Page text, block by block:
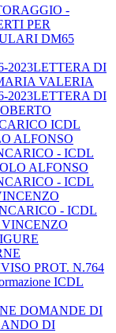
-
PER
DM65
2023LETTERA DI
VALERIA
2023LETTERA DI
ICDL
ALFONSO
- ICDL
ALFONSO
- ICDL
- ICDL
VINCENZO
PROT. N.764
ICDL
DOMANDE DI
DI